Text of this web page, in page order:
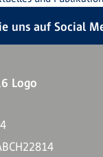
uns auf Social